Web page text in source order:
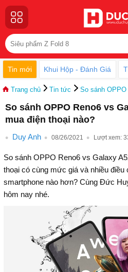
Tin mới Khui Hộp - Đánh Giá
Trang chủ Tin tức So sánh
So sánh OPPO Reno6 vs
mua điện thoại nào?
Duy Anh 08/26/2021 Lượt xem:
So sánh OPPO Reno6 vs Galaxy
thoại có cùng mức giá và nhiều điều
smartphone nào hơn? Cùng Đức
hôm nay nhé.